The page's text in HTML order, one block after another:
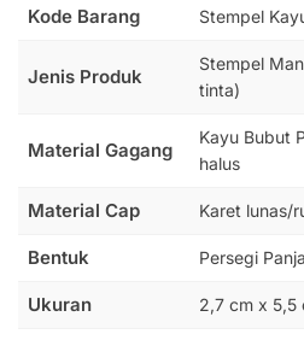
Kode Barang Stempel
Jenis Produk
Stempel
tinta)
Material Gagang
Kayu Bubut
halus
Material Cap Karet lunas/
Bentuk Persegi
Ukuran 2,7 cm x 5,5